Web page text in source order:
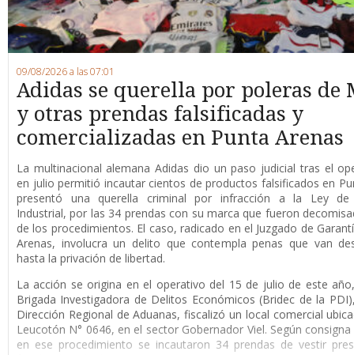
09/08/2026 a las 07:01
Adidas se querella por poleras de
y otras prendas falsificadas y
comercializadas en Punta Arenas
La multinacional alemana Adidas dio un paso judicial tras el
en julio permitió incautar cientos de productos falsificados en
presentó una querella criminal por infracción a la Ley de
Industrial, por las 34 prendas con su marca que fueron
de los procedimientos. El caso, radicado en el Juzgado de
Arenas, involucra un delito que contempla penas que van
hasta la privación de libertad.
La acción se origina en el operativo del 15 de julio de este
Brigada Investigadora de Delitos Económicos (Bridec de la
Dirección Regional de Aduanas, fiscalizó un local comercial
Leucotón N° 0646, en el sector Gobernador Viel. Según
en ese procedimiento se incautaron 34 prendas de vestir